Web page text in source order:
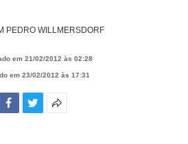
PEDRO WILLMERSDORF
em 21/02/2012 às 02:28
em 23/02/2012 às 17:31